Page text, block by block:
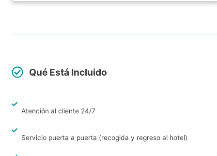
Qué Está Incluido
Atención al cliente 24/7
Servicio puerta a puerta (recogida y regreso al hotel)